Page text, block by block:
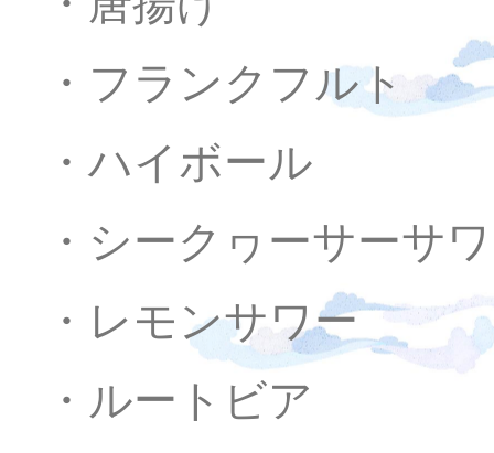
・フランクフルト
・ハイボール
・シークヮーサーサ
・レモンサワー
・ルートビア